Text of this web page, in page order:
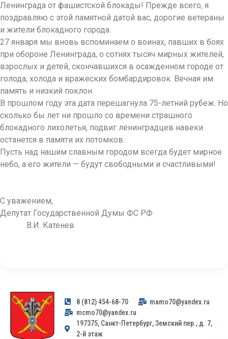
Ленинграда от фашистской блокады! Прежде всего, я
поздравляю с этой памятной датой вас, дорогие ветераны
и жители блокадного города.
27 января мы вновь вспоминаем о воинах, павших в боях
при обороне Ленинграда, о сотнях тысяч мирных жителей,
взрослых и детей, скончавшихся в осажденном городе от
голода, холода и вражеских бомбардировок. Вечная им
память и низкий поклон.
В прошлом году эта дата перешагнула 75-летний рубеж. Но
сколько бы лет ни прошло со времени страшного
блокадного лихолетья, подвиг ленинградцев навеки
останется в памяти их потомков.
Пусть над нашим славным городом всегда будет мирное
небо, а его жители — будут свободными и счастливыми!
С уважением,
Депутат Государственной Думы ФС РФ
В.И. Катенев
8 (812) 454-68-70
mamo70@yandex.ru
mcmo70@yandex.ru
197375, Санкт-Петербург, Земский пер., д. 7,
2-й этаж